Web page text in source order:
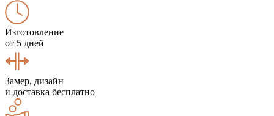
Изготовление
от 5 дней
Замер, дизайн
и доставка бесплатно